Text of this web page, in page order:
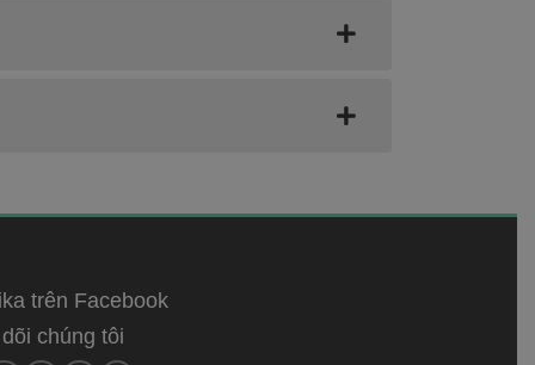
trên Facebook
chúng tôi